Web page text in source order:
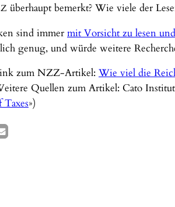
überhaupt bemerkt? Wie viele der
sind immer mit Vorsicht zu lesen
genug, und würde weitere
zum NZZ-Artikel: Wie viel die
Quellen zum Artikel: Cato
Taxes»)